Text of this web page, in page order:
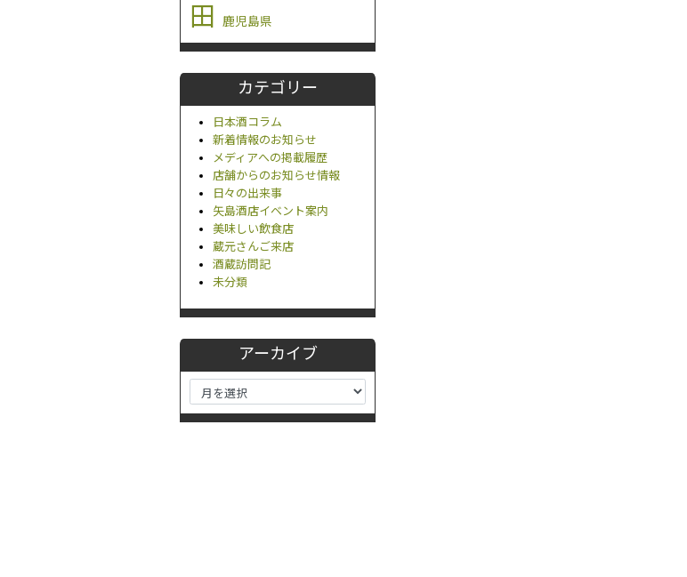
田
鹿児島県
カテゴリー
日本酒コラム
新着情報のお知らせ
メディアへの掲載履歴
店舗からのお知らせ情報
日々の出来事
矢島酒店イベント案内
美味しい飲食店
蔵元さんご来店
酒蔵訪問記
未分類
アーカイブ